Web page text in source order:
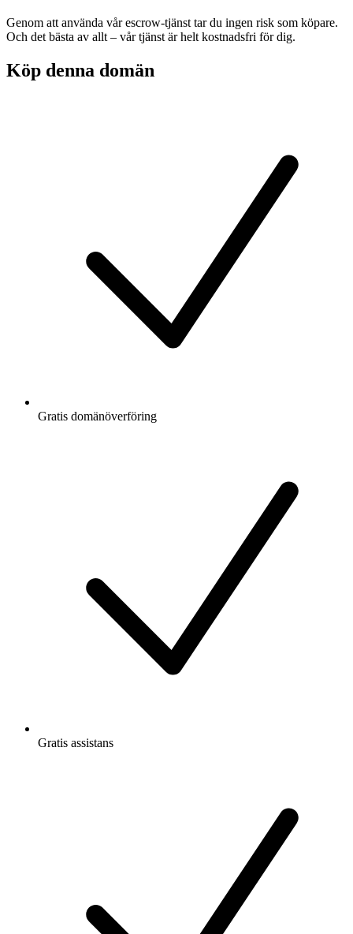
Genom att använda vår escrow-tjänst tar du ingen risk som köpare.
Och det bästa av allt – vår tjänst är helt kostnadsfri för dig.
Köp denna domän
Gratis domänöverföring
Gratis assistans